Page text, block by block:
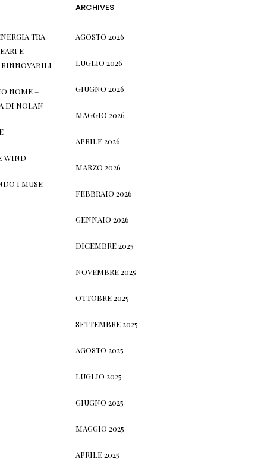
TRA
E
RINNOVABILI
NOME –
DI NOLAN
WIND
I MUSE
ARCHIVES
AGOSTO 2026
LUGLIO 2026
GIUGNO 2026
MAGGIO 2026
APRILE 2026
MARZO 2026
FEBBRAIO 2026
GENNAIO 2026
DICEMBRE 2025
NOVEMBRE 2025
OTTOBRE 2025
SETTEMBRE 2025
AGOSTO 2025
LUGLIO 2025
GIUGNO 2025
MAGGIO 2025
APRILE 2025